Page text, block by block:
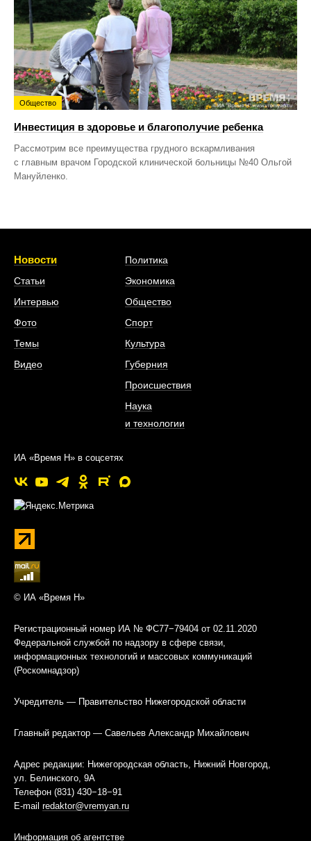
Общество
Инвестиция в здоровье и благополучие ребенка
Рассмотрим все преимущества грудного вскармливания
с главным врачом Городской клинической больницы №40 Ольгой
Мануйленко.
Новости
Статьи
Интервью
Фото
Темы
Видео
Политика
Экономика
Общество
Спорт
Культура
Губерния
Происшествия
Наука
и технологии
ИА «Время Н» в соцсетях
© ИА «Время Н»
Регистрационный номер ИА № ФС77−79404 от 02.11.2020
Федеральной службой по надзору в сфере связи,
информационных технологий и массовых коммуникаций
(Роскомнадзор)
Учредитель — Правительство Нижегородской области
Главный редактор — Савельев Александр Михайлович
Адрес редакции: Нижегородская область, Нижний Новгород,
ул. Белинского, 9А
Телефон (831) 430−18−91
E-mail redaktor@vremyan.ru
Информация об агентстве